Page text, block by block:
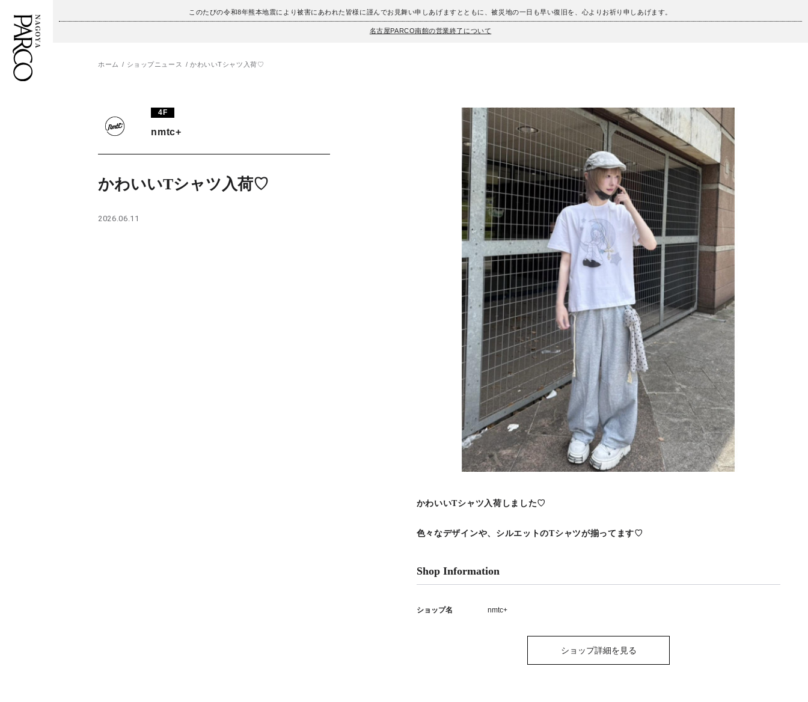
このたびの令和8年熊本地震により被害にあわれた皆様に謹んでお見舞い申しあげますとともに、被災地の一日も早い復旧を、心よりお祈り申しあげます。
名古屋PARCO南館の営業終了について
施設案内・アクセス
ホーム ショップニュース かわいいTシャツ入荷♡
4F
nmtc+
かわいいTシャツ入荷♡
2026.06.11
かわいいTシャツ入荷しました♡
色々なデザインや、シルエットのTシャツが揃ってます♡
Shop Information
ショップ名 nmtc+
ショップ詳細を見る